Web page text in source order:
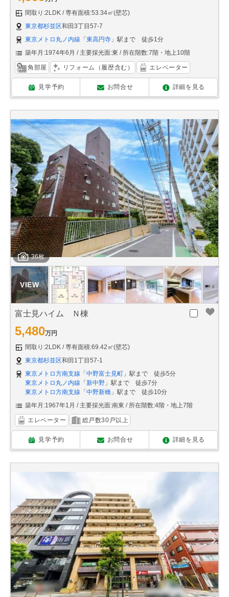
間取り:2LDK
専有面積:53.34㎡(壁芯)
東京都杉並区和田3丁目57-7
東京メトロ丸ノ内線 「 東高円寺 」駅まで 徒歩1分
築年月:1974年6月
主要採光面:東 所在階数:7階・地上10階
角部屋 リフォーム（履歴含む） エレベーター
見学予約 お問合せ 詳細を見る
36枚
富士見ハイム Ｎ棟
5,480万円
間取り:2LDK
専有面積:69.42㎡(壁芯)
東京都杉並区和田1丁目57-1
東京メトロ方南支線 「 中野富士見町 」駅まで 徒歩5分
東京メトロ丸ノ内線 「 新中野 」駅まで 徒歩7分
東京メトロ方南支線 「 中野新橋 」駅まで 徒歩10分
築年月:1967年1月
主要採光面:南東 所在階数:4階・地上7階
エレベーター 総戸数30戸以上
見学予約 お問合せ 詳細を見る